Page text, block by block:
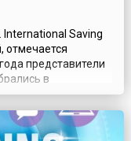
Saving
отмечается
представители
в
1st International
конгресса — 31